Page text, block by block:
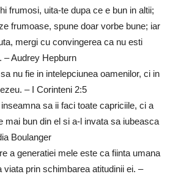
frumosi, uita-te dupa ce e bun in altii;
frumoase, spune doar vorbe bune; iar
mergi cu convingerea ca nu esti
– Audrey Hepburn
nu fie in intelepciunea oamenilor, ci in
– I Corinteni 2:5
sa ii faci toate capriciile, ci a
mai bun din el si a-l invata sa iubeasca
Boulanger
a generatiei mele este ca fiinta umana
viata prin schimbarea atitudinii ei. –